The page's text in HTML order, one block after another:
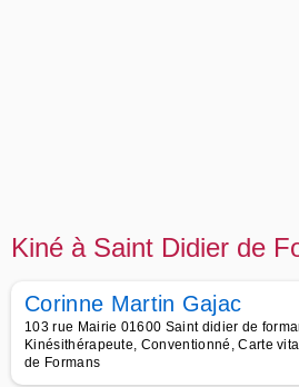
Kiné à Saint Didier de
Corinne Martin Gajac
103 rue Mairie 01600 Saint didier de
Kinésithérapeute, Conventionné, Carte
de Formans